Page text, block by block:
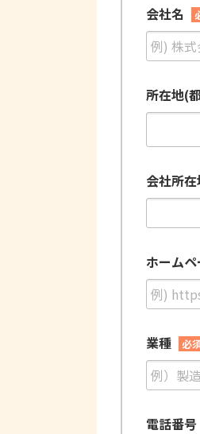
会社名
所在地(
会社所在
ホーム
業種 必
電話番号